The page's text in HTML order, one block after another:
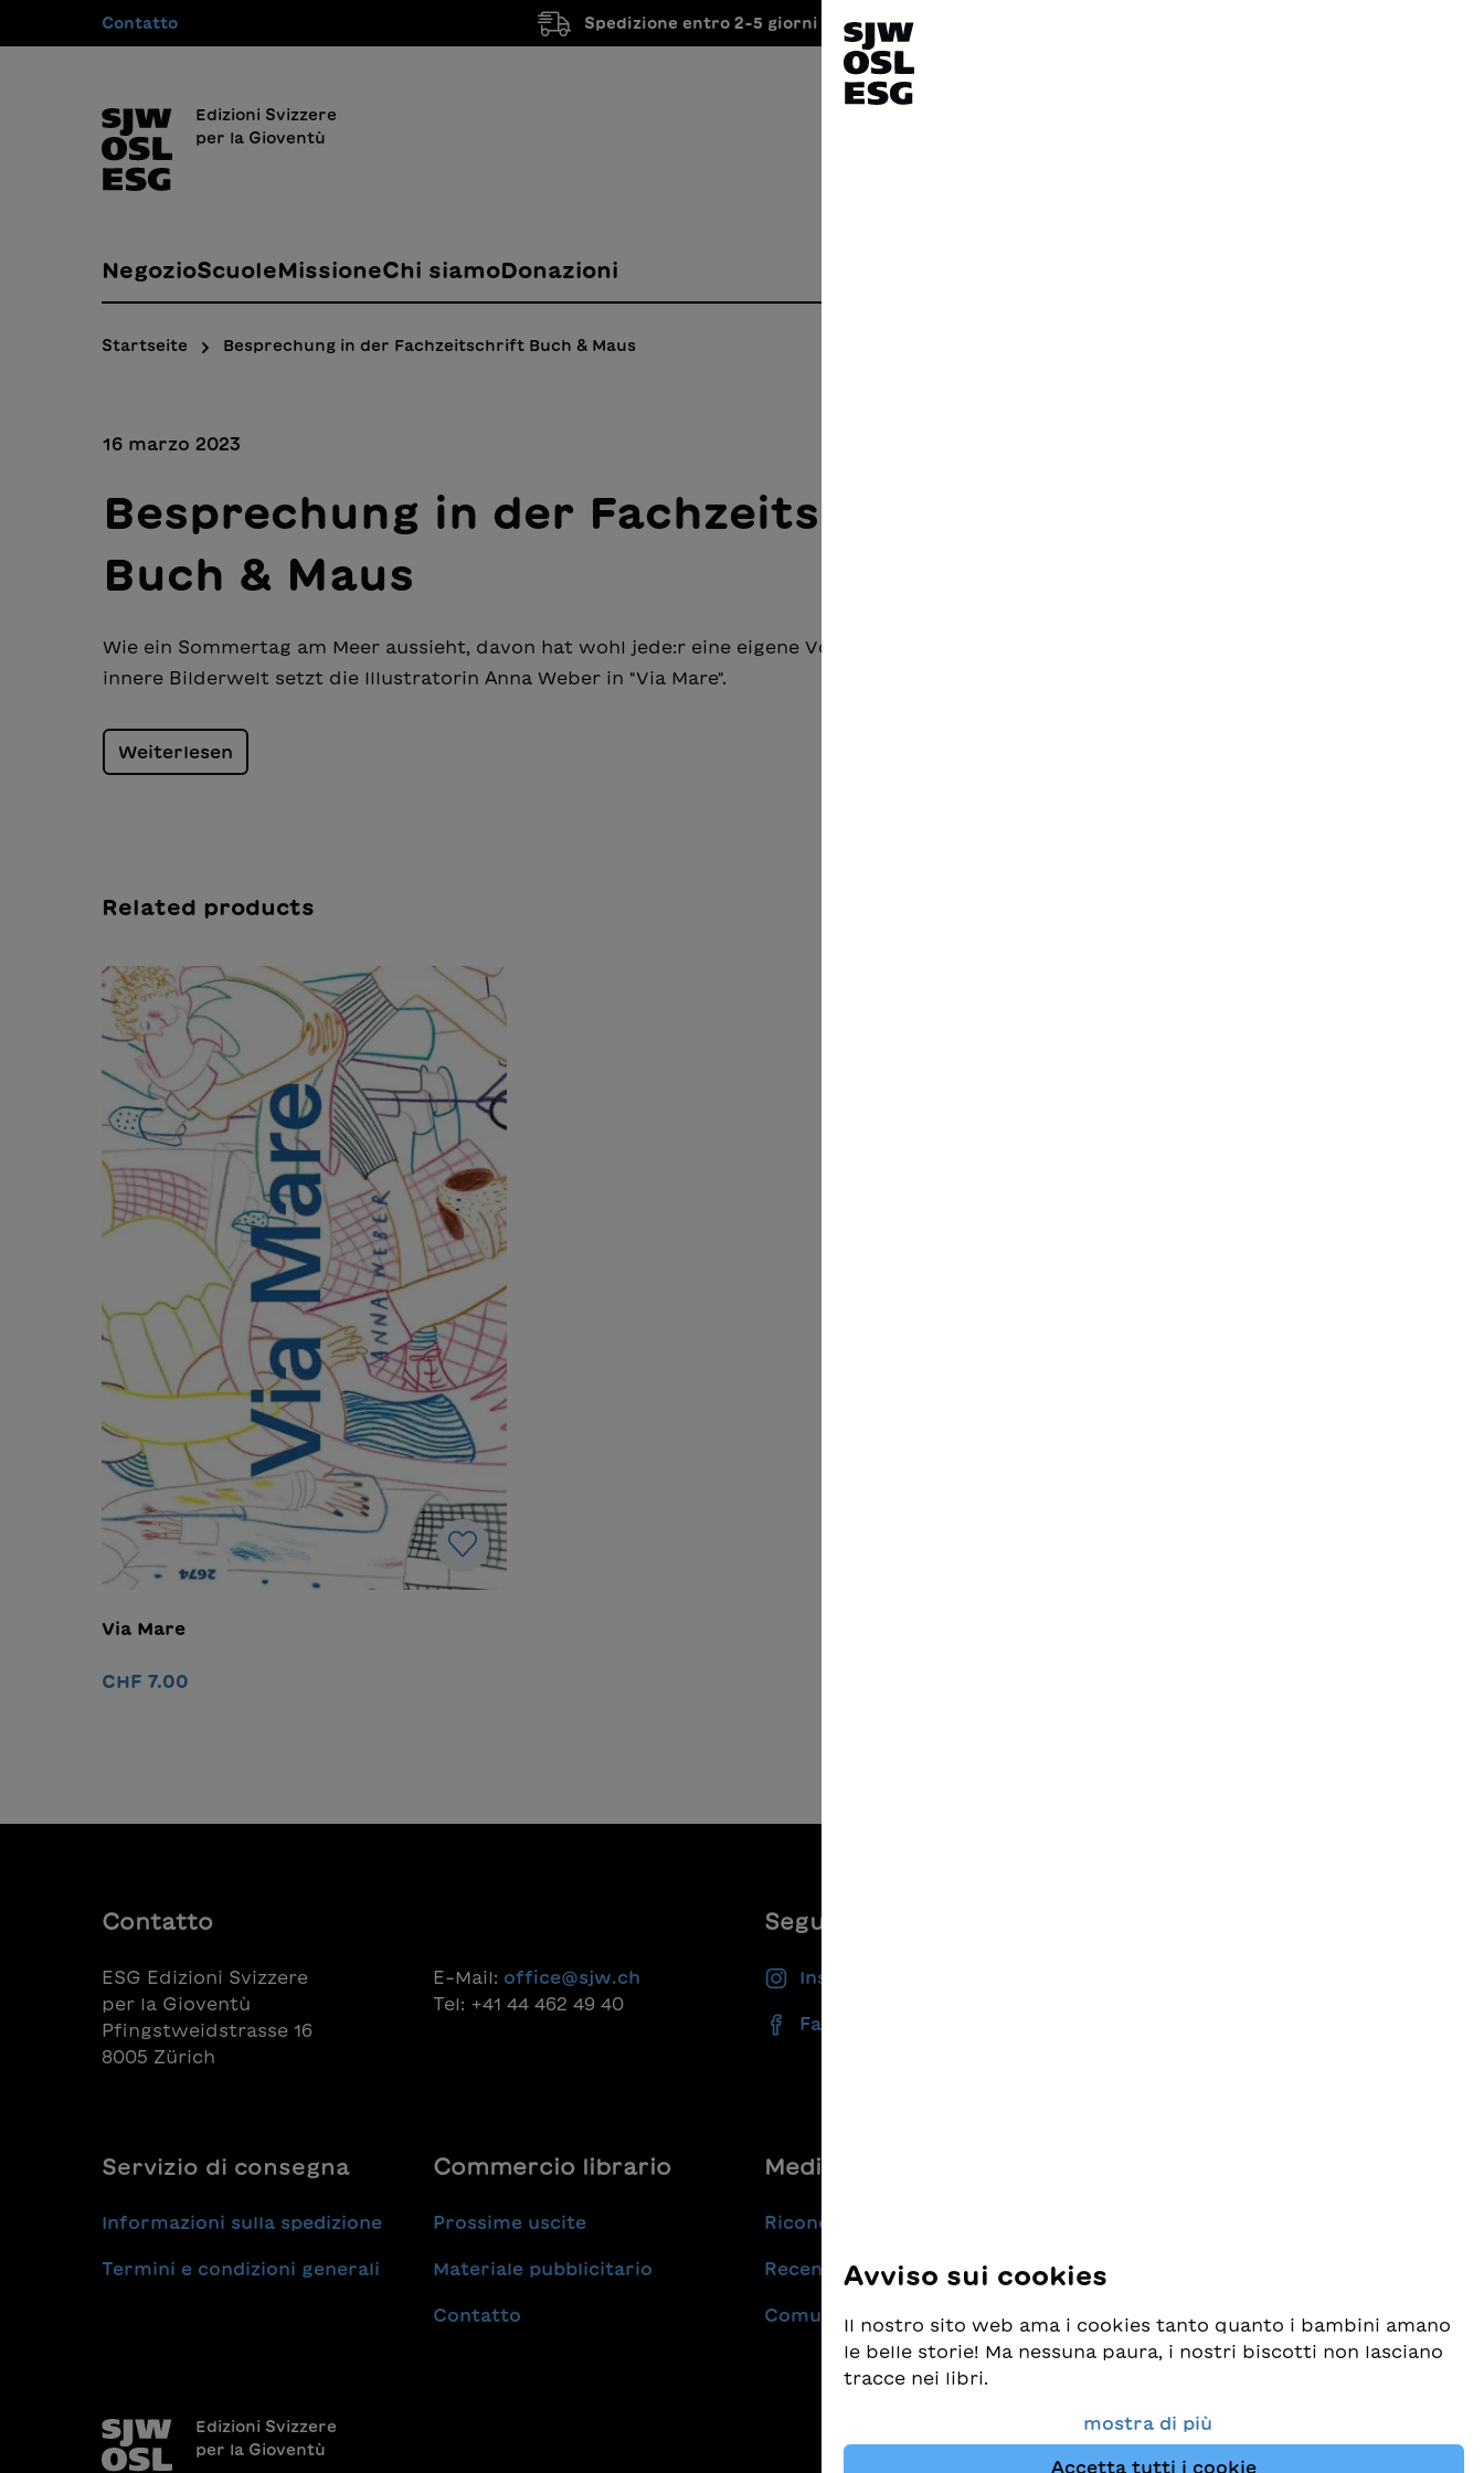
Passa alla navigazione principale
Contatto Spedizione entro 2-5 giorni lavorativi
Edizioni Svizzere
per la Gioventù
NegozioScuoleMissioneChi siamoDonazioni
Startseite Besprechung in der Fachzeitschrift Buch & Maus
16 marzo 2023
Besprechung in der Fachzeitschrift
Buch & Maus
Wie ein Sommertag am Meer aussieht, davon hat wohl jede:r eine eigene Vorstellung. Auf diese
innere Bilderwelt setzt die Illustratorin Anna Weber in "Via Mare".
Weiterlesen
Salta la galleria dei prodotti
Related products
Via Mare
CHF 7.00
Contatto
ESG Edizioni Svizzere
per la Gioventù
Pfingstweidstrasse 16
8005 Zürich
E-Mail: office@sjw.ch
Tel: +41 44 462 49 40
Seguiteci
Instagram
Facebook
Servizio di consegna
Informazioni sulla spedizione
Termini e condizioni generali
Commercio librario
Prossime uscite
Materiale pubblicitario
Contatto
Medie
Riconoscimenti
Recensioni
Comunicati stampa
Edizioni Svizzere
per la Gioventù
Avviso sui cookies
Il nostro sito web ama i cookies tanto quanto i bambini amano
le belle storie! Ma nessuna paura, i nostri biscotti non lasciano
tracce nei libri.
Prendiamo molto seriamente la protezione dei vostri dati e al
tempo stesso desideriamo che possiate sempre trovare da noi
mostra di più
Accetta tutti i cookie